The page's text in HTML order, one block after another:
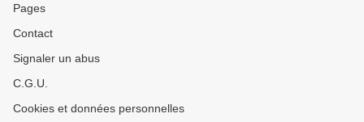
Pages
Contact
Signaler un abus
C.G.U.
Cookies et données personnelles